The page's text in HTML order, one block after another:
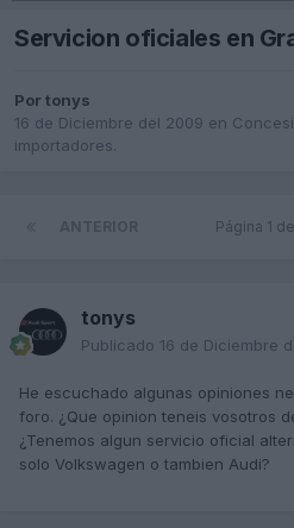
Servicion oficiales en
Portonys
16 de Diciembre del 2009 en
importadores.
Página 1
tonys
Publicado 16 de Diciembre
He escuchado algunas opiniones
foro. ¿Que opinion teneis vosotros
¿Tenemos algun servicio oficial
solo Volkswagen o tambien Audi?